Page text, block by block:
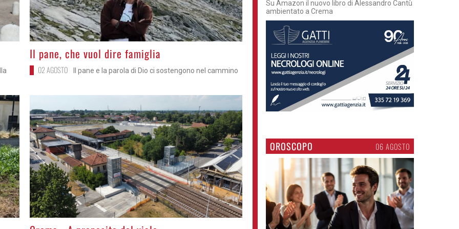
>
Il pane, che vuol dire famiglia
02 AGOSTO Il pane e la parola di Dio ci sostengono nel cammino
>
Su Amazon il nuovo libro di Alessandro Cantù
ambientato a Crema
OROSCOPO 06 AGOSTO